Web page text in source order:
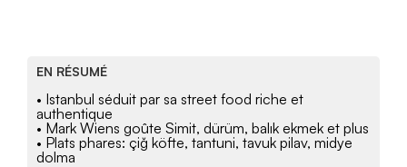
EN RÉSUMÉ
• Istanbul séduit par sa street food riche et
authentique
• Mark Wiens goûte Simit, dürüm, balık ekmek et plus
• Plats phares: çiğ köfte, tantuni, tavuk pilav, midye
dolma